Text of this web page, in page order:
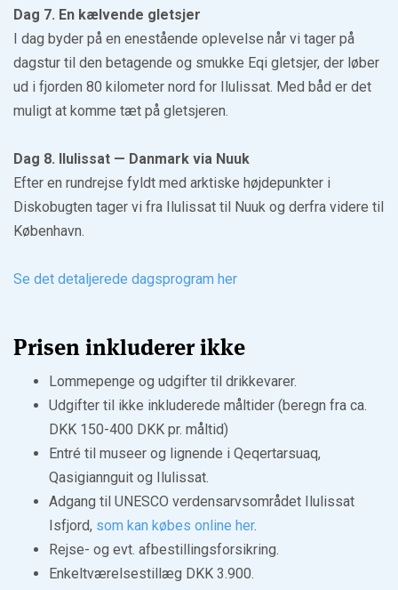
Dag 7. En kælvende gletsjer
I dag byder på en enestående oplevelse når vi tager på
dagstur til den betagende og smukke Eqi gletsjer, der løber
ud i fjorden 80 kilometer nord for Ilulissat. Med båd er det
muligt at komme tæt på gletsjeren.
Dag 8. Ilulissat — Danmark via Nuuk
Efter en rundrejse fyldt med arktiske højdepunkter i
Diskobugten tager vi fra Ilulissat til Nuuk og derfra videre til
København.
Se det detaljerede dagsprogram her
Prisen inkluderer ikke
Lommepenge og udgifter til drikkevarer.
Udgifter til ikke inkluderede måltider (beregn fra ca.
DKK 150-400 DKK pr. måltid)
Entré til museer og lignende i Qeqertarsuaq,
Qasigiannguit og Ilulissat.
Adgang til UNESCO verdensarvsområdet Ilulissat
Isfjord, som kan købes online her.
Rejse- og evt. afbestillingsforsikring.
Enkeltværelsestillæg DKK 3.900.